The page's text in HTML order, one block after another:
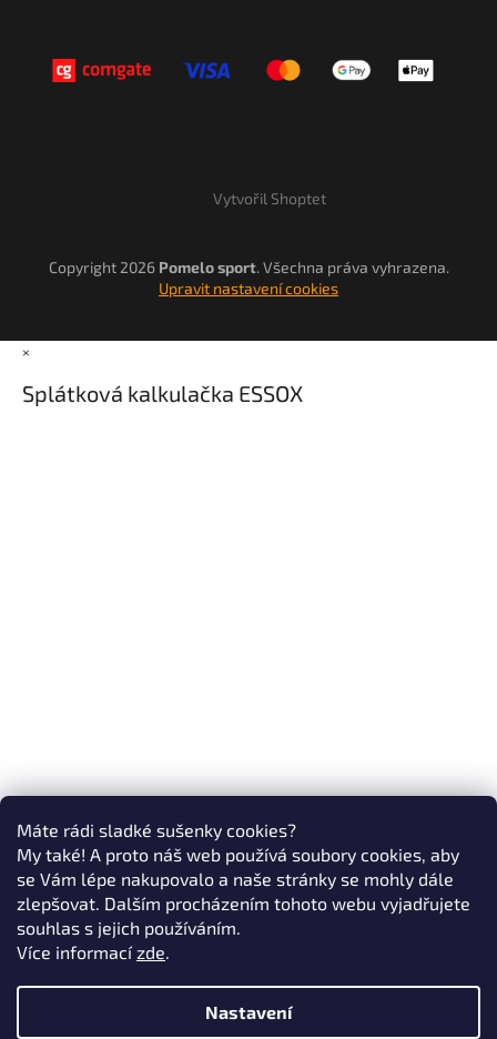
Máte rádi sladké sušenky cookies?
My také! A proto náš web používá soubory cookies, aby
se Vám lépe nakupovalo a naše stránky se mohly dále
zlepšovat. Dalším procházením tohoto webu vyjadřujete
souhlas s jejich používáním.
Více informacízde.
Nastavení
Vytvořil Shoptet
Copyright 2026 Pomelo sport. Všechna práva vyhrazena.
Upravit nastavení cookies
×
Splátková kalkulačka ESSOX